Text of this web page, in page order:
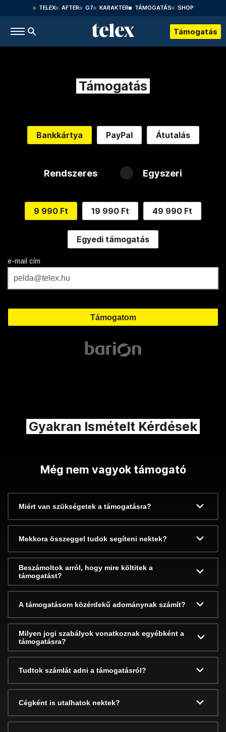
TELEX AFTER G7 KARAKTER TÁMOGATÁS SHOP
Támogatás
Támogatás
Bankkártya PayPal Átutalás
Rendszeres Egyszeri
9 990 Ft 19 990 Ft 49 990 Ft
Egyedi támogatás
e-mail cím
Gyakran Ismételt Kérdések
Még nem vagyok támogató
Miért van szükségetek a támogatásra?
Mekkora összeggel tudok segíteni nektek?
Beszámoltok arról, hogy mire költitek a
támogatást?
A támogatásom közérdekű adománynak számít?
Milyen jogi szabályok vonatkoznak egyébként a
támogatásra?
Tudtok számlát adni a támogatásról?
Cégként is utalhatok nektek?